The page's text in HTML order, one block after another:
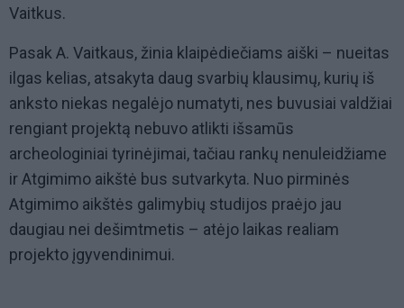
Vaitkus.
Pasak A. Vaitkaus, žinia klaipėdiečiams aiški – nueitas
ilgas kelias, atsakyta daug svarbių klausimų, kurių iš
anksto niekas negalėjo numatyti, nes buvusiai valdžiai
rengiant projektą nebuvo atlikti išsamūs
archeologiniai tyrinėjimai, tačiau rankų nenuleidžiame
ir Atgimimo aikštė bus sutvarkyta. Nuo pirminės
Atgimimo aikštės galimybių studijos praėjo jau
daugiau nei dešimtmetis – atėjo laikas realiam
projekto įgyvendinimui.